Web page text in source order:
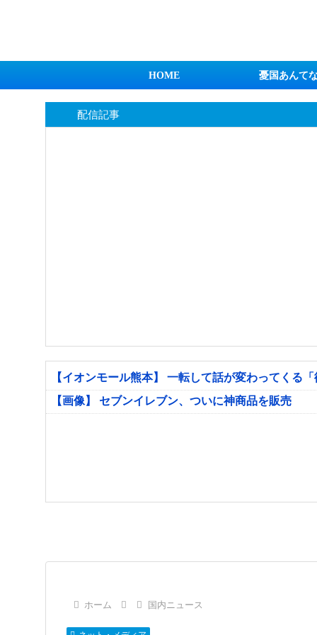
HOME 憂国あんて
配信記事
【イオンモール熊本】 一転して話が変わってくる
【画像】 セブンイレブン、ついに神商品を販売
ホーム 国内ニュース